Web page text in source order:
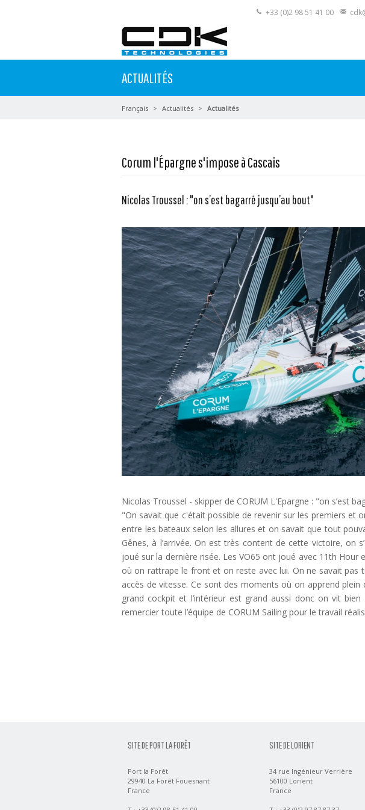
+33 (0)2 98 51 41 00
ACTUALITÉS
Français Actualités Actualités
Corum l'Épargne s'impose à Cascais
Nicolas Troussel : "on s’est bagarré jusqu’au bout"
Nicolas Troussel - skipper de CORUM L'Epargne : "on s’est
"On savait que c'était possible de revenir sur les premiers et
entre les bateaux selon les allures et on savait que tout
Gênes, à l’arrivée. On est très content de cette victoire, on
joué sur la dernière risée. Les VO65 ont joué avec 11th
où on rattrape le front et on reste avec lui. On ne savait
accès de vitesse. Ce sont des moments où on apprend
grand cockpit et l’intérieur est grand aussi donc on vit
remercier toute l’équipe de CORUM Sailing pour le travail
SITE DE PORT LA FORÊT
Port la Forêt
29940 La Forêt Fouesnant
France
SITE DE LORIENT
34 rue Ingénieur Verrière
56100 Lorient
France